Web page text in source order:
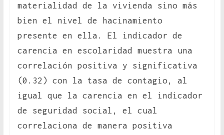
materialidad de la vivienda sino más
bien el nivel de hacinamiento
presente en ella. El indicador de
carencia en escolaridad muestra una
correlación positiva y significativa
(0.32) con la tasa de contagio, al
igual que la carencia en el indicador
de seguridad social, el cual
correlaciona de manera positiva